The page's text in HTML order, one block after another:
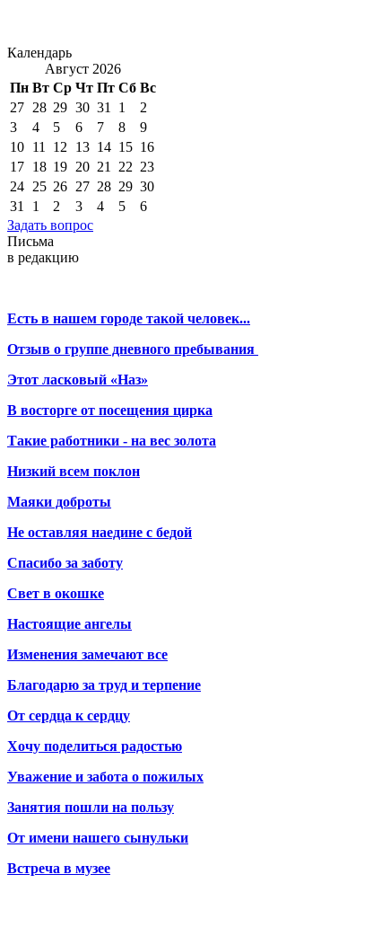
Календарь
Август 2026
Пн Вт Ср Чт Пт Сб Вс
27 28 29 30 31 1
2
3
4 5 6 7 8
9
10 11 12 13 14 15 16
17 18 19 20 21 22 23
24 25 26 27 28 29 30
31
1 2 3 4 5
6
Задать вопрос
Письма
в редакцию
Есть в нашем городе такой человек...
Отзыв о группе дневного пребывания
Этот ласковый «Наз»
В восторге от посещения цирка
Такие работники - на вес золота
Низкий всем поклон
Маяки доброты
Не оставляя наедине с бедой
Спасибо за заботу
Свет в окошке
Настоящие ангелы
Изменения замечают все
Благодарю за труд и терпение
От сердца к сердцу
Хочу поделиться радостью
Уважение и забота о пожилых
Занятия пошли на пользу
От имени нашего сынульки
Встреча в музее